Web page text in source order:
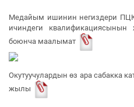
Медайым ишинин негиздери
ичиндеги квалификациясынын
боюнча маалымат
Окутуучулардын өз ара сабакка
жылы